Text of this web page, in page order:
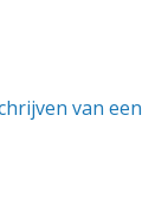
van een